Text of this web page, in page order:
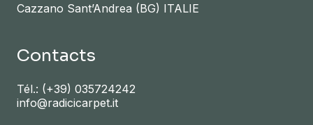
Cazzano Sant’Andrea (BG) ITALIE
Contacts
Tél.: (+39) 035724242
info@radicicarpet.it